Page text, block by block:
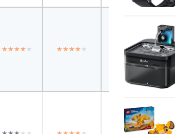
★★★★★
★★★★★ ★★★★★
★★★★★ ★★★★★
★★★★★